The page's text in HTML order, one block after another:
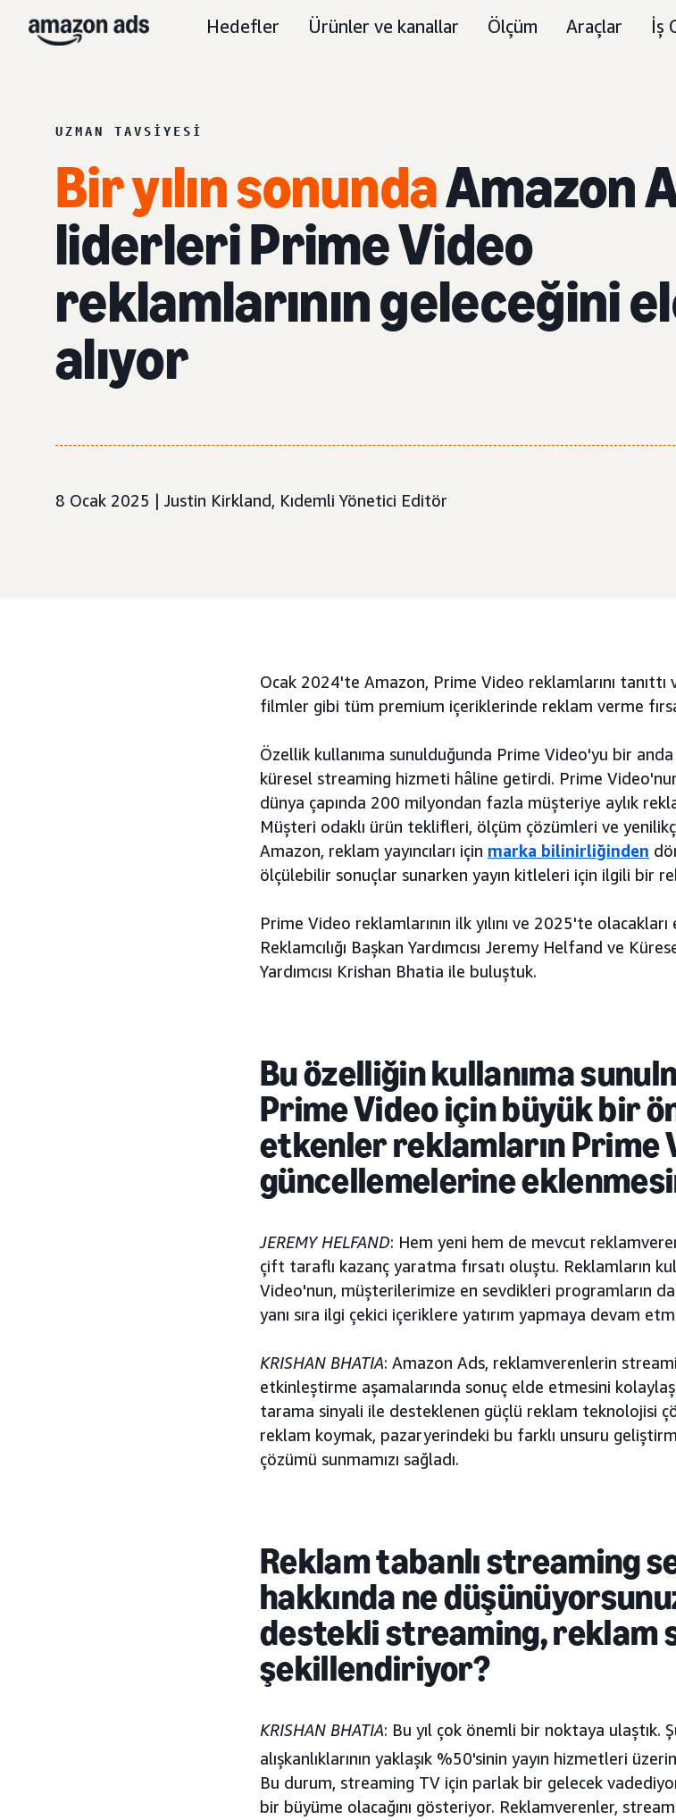
Hedefler Ürünler ve kanallar Ölçüm Araçlar İş
UZMAN TAVSIYESI
Bir yılın sonundaAmazon
liderleri Prime Video
reklamlarının geleceğini
alıyor
8 Ocak 2025 | Justin Kirkland, Kıdemli Yönetici Editör
Ocak 2024'te Amazon, Prime Video reklamlarını
filmler gibi tüm premium içeriklerinde reklam verme
Özellik kullanıma sunulduğunda Prime Video'yu bir
küresel streaming hizmeti hâline getirdi. Prime
dünya çapında 200 milyondan fazla müşteriye aylık
Müşteri odaklı ürün teklifleri, ölçüm çözümleri ve
Amazon, reklam yayıncıları için marka bilinirliğinden
ölçülebilir sonuçlar sunarken yayın kitleleri için ilgili bir
Prime Video reklamlarının ilk yılını ve 2025'te
Reklamcılığı Başkan Yardımcısı Jeremy Helfand ve
Yardımcısı Krishan Bhatia ile buluştuk.
Bu özelliğin kullanıma
Prime Video için büyük bir
etkenler reklamların Prime
güncellemelerine
JEREMY HELFAND: Hem yeni hem de mevcut
çift taraflı kazanç yaratma fırsatı oluştu. Reklamların
Video'nun, müşterilerimize en sevdikleri programların
yanı sıra ilgi çekici içeriklere yatırım yapmaya devam
KRISHAN BHATIA: Amazon Ads, reklamverenlerin
etkinleştirme aşamalarında sonuç elde etmesini
tarama sinyali ile desteklenen güçlü reklam teknolojisi
reklam koymak, pazaryerindeki bu farklı unsuru
çözümü sunmamızı sağladı.
Reklam tabanlı streaming
hakkında ne
destekli streaming, reklam
şekillendiriyor?
KRISHAN BHATIA: Bu yıl çok önemli bir noktaya ulaştık.
alışkanlıklarının yaklaşık %50'sinin yayın hizmetleri
Bu durum, streaming TV için parlak bir gelecek
bir büyüme olacağını gösteriyor. Reklamverenler,